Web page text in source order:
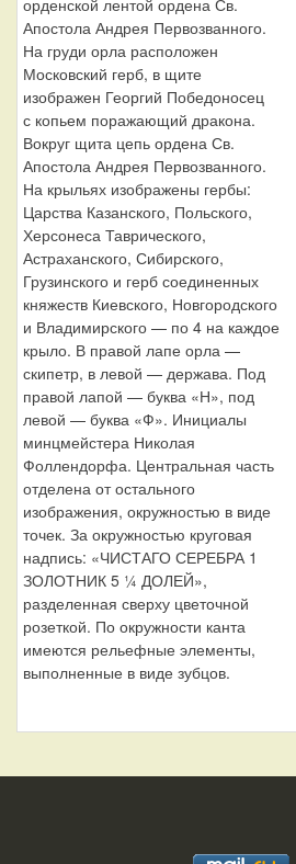
орденской лентой ордена Св.
Апостола Андрея Первозванного.
На груди орла расположен
Московский герб, в щите
изображен Георгий Победоносец
с копьем поражающий дракона.
Вокруг щита цепь ордена Св.
Апостола Андрея Первозванного.
На крыльях изображены гербы:
Царства Казанского, Польского,
Херсонеса Таврического,
Астраханского, Сибирского,
Грузинского и герб соединенных
княжеств Киевского, Новгородского
и Владимирского — по 4 на каждое
крыло. В правой лапе орла —
скипетр, в левой — держава. Под
правой лапой — буква «Н», под
левой — буква «Ф». Инициалы
минцмейстера Николая
Фоллендорфа. Центральная часть
отделена от остального
изображения, окружностью в виде
точек. За окружностью круговая
надпись: «ЧИСТАГО СЕРЕБРА 1
ЗОЛОТНИК 5 ¼ ДОЛЕЙ»,
разделенная сверху цветочной
розеткой. По окружности канта
имеются рельефные элементы,
выполненные в виде зубцов.